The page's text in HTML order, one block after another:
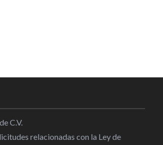
C.V.
relacionadas con la Ley de